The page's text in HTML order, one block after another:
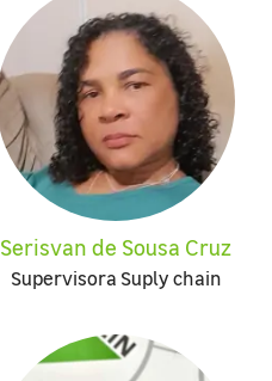
Serisvan de Sousa Cruz
Supervisora Suply chain